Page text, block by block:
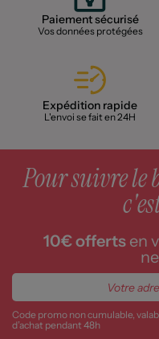
Paiement sécurisé
Vos données protégées
Expédition rapide
L'envoi se fait en 24H
Pour suivre le
10€ offertsen
Code promo non cumulable,
d’achat pendant 48h